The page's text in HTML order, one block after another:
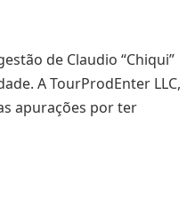
de Claudio “Chiqui”
A TourProdEnter LLC,
apurações por ter